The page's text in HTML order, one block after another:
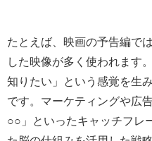
たとえば、映画の予告編で
した映像が多く使われます
知りたい」という感覚を生
です。マーケティングや広
○○」といったキャッチフレ